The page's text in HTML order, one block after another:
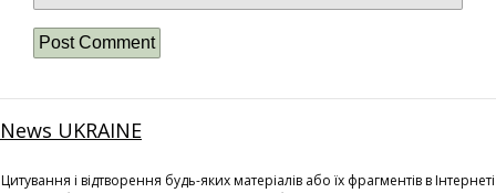
News UKRAINE
Цитування і відтворення будь-яких матеріалів або їх фрагментів в Інтернеті